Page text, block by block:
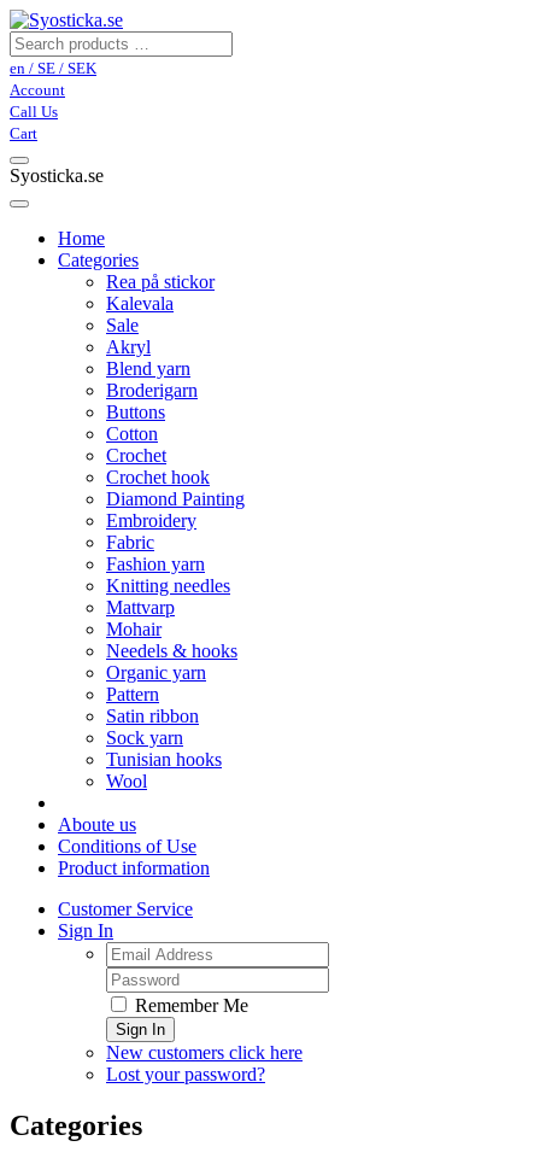
en / SE / SEK
Account
Call Us
Cart
Syosticka.se
Home
Categories
Rea på stickor
Kalevala
Sale
Akryl
Blend yarn
Broderigarn
Buttons
Cotton
Crochet
Crochet hook
Diamond Painting
Embroidery
Fabric
Fashion yarn
Knitting needles
Mattvarp
Mohair
Needels & hooks
Organic yarn
Pattern
Satin ribbon
Sock yarn
Tunisian hooks
Wool
Aboute us
Conditions of Use
Product information
Customer Service
Sign In
Remember Me
Sign In
New customers click here
Lost your password?
Categories